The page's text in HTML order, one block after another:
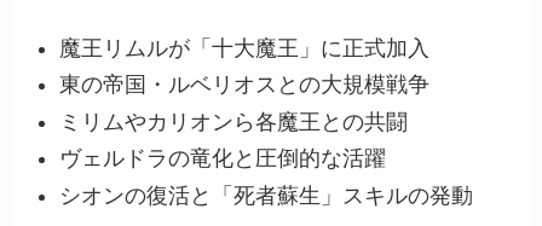
魔王リムルが「十大魔王」に正式加入
東の帝国・ルベリオスとの大規模戦争
ミリムやカリオンら各魔王との共闘
ヴェルドラの竜化と圧倒的な活躍
シオンの復活と「死者蘇生」スキルの発動